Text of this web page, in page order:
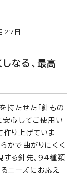
27 日
なる、最高
持たせた「針もの
安心してご使用い
作り上げていま
かで曲がりにくく
する針先。94種類
ニーズにお応え